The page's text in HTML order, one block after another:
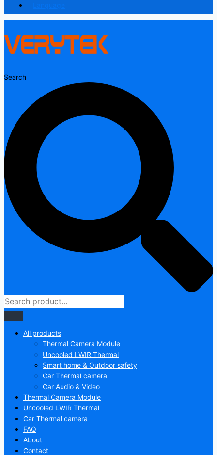
Search
All products
Thermal Camera Module
Uncooled LWIR Thermal
Smart home & Outdoor safety
Car Thermal camera
Car Audio & Video
Thermal Camera Module
Uncooled LWIR Thermal
Car Thermal camera
FAQ
About
Contact